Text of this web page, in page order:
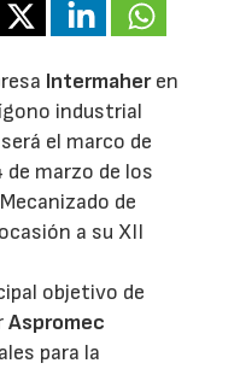
Intermaheren
industrial
el marco de
marzo de los
de
a su XII
objetivo de
Aspromec
para la